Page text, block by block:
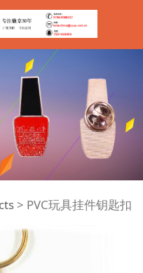
匙扣
> PVC玩具挂件钥匙扣